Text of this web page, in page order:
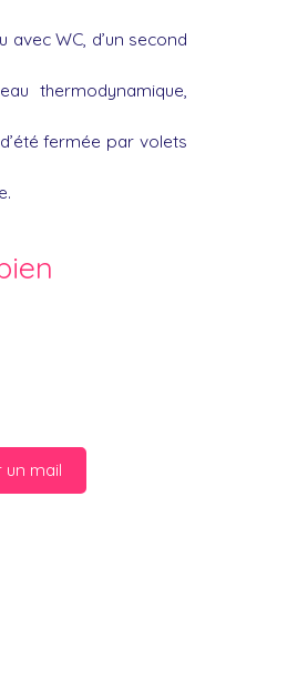
avec WC, d’un second
thermodynamique,
fermée par volets
un mail